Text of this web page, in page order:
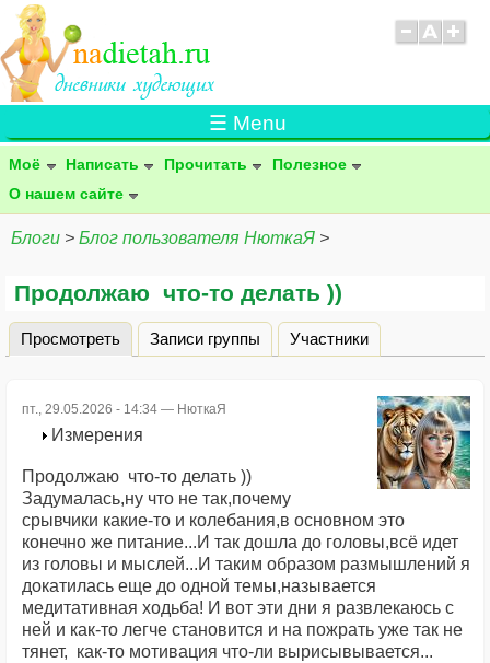
☰ Menu
Моё Написать Прочитать
Полезное
О нашем сайте
Блоги > Блог пользователя НюткаЯ >
Продолжаю что-то делать ))
Главные вкладки
Просмотреть (активная вкладка)
Записи группы Участники
пт., 29.05.2026 - 14:34 — НюткаЯ
Измерения
Продолжаю что-то делать ))
Задумалась,ну что не так,почему
срывчики какие-то и колебания,в основном это
конечно же питание...И так дошла до головы,всё идет
из головы и мыслей...И таким образом размышлений я
докатилась еще до одной темы,называется
медитативная ходьба! И вот эти дни я развлекаюсь с
ней и как-то легче становится и на пожрать уже так не
тянет, как-то мотивация что-ли вырисывывается...